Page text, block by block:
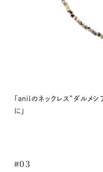
「anilのネックレス“ダルメ
に」
#03